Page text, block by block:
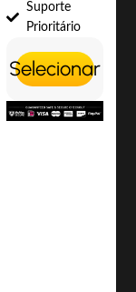
Suporte
Prioritário
Selecionar